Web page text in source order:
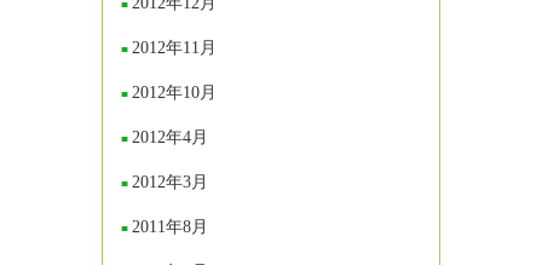
2012年11月
2012年10月
2012年4月
2012年3月
2011年8月